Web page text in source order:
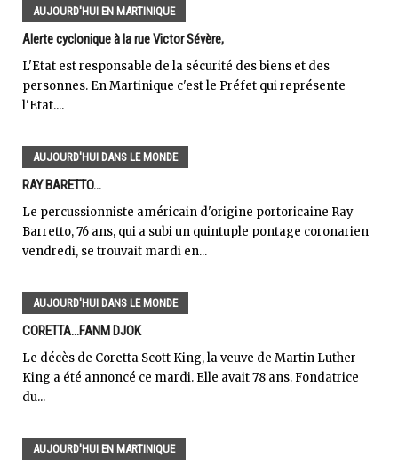
AUJOURD'HUI EN MARTINIQUE
Alerte cyclonique à la rue Victor Sévère,
L'Etat est responsable de la sécurité des biens et des
personnes. En Martinique c'est le Préfet qui représente
l'Etat....
AUJOURD'HUI DANS LE MONDE
RAY BARETTO...
Le percussionniste américain d'origine portoricaine Ray
Barretto, 76 ans, qui a subi un quintuple pontage coronarien
vendredi, se trouvait mardi en...
AUJOURD'HUI DANS LE MONDE
CORETTA...FANM DJOK
Le décès de Coretta Scott King, la veuve de Martin Luther
King a été annoncé ce mardi. Elle avait 78 ans. Fondatrice
du...
AUJOURD'HUI EN MARTINIQUE